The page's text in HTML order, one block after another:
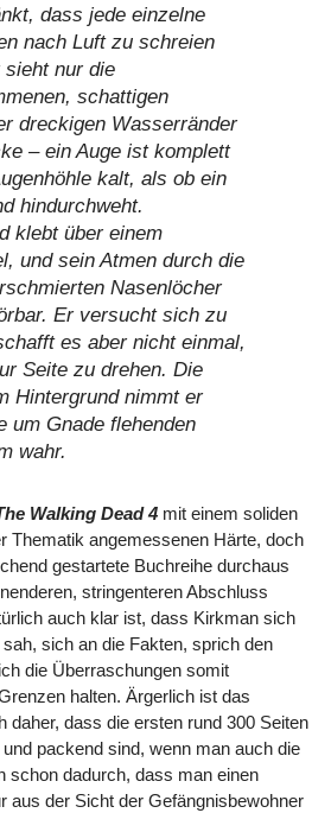
dass jede einzelne
nach Luft zu schreien
nur die
schattigen
dreckigen Wasserränder
– ein Auge ist komplett
kalt, als ob ein
hindurchweht.
klebt über einem
und sein Atmen durch die
Nasenlöcher
Er versucht sich zu
es aber nicht einmal,
Seite zu drehen. Die
Hintergrund nimmt er
um Gnade flehenden
wahr.
Walking Dead 4mit einem soliden
Thematik angemessenen Härte, doch
gestartete Buchreihe durchaus
stringenteren Abschluss
auch klar ist, dass Kirkman sich
sich an die Fakten, sprich den
die Überraschungen somit
halten. Ärgerlich ist das
daher, dass die ersten rund 300 Seiten
packend sind, wenn man auch die
schon dadurch, dass man einen
aus der Sicht der Gefängnisbewohner